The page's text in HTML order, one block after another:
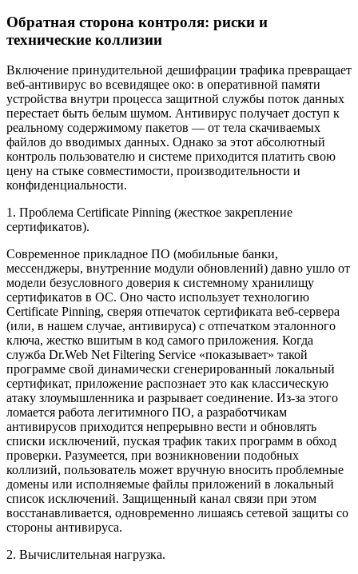
Обратная сторона контроля: риски и
технические коллизии
Включение принудительной дешифрации трафика превращает
веб-антивирус во всевидящее око: в оперативной памяти
устройства внутри процесса защитной службы поток данных
перестает быть белым шумом. Антивирус получает доступ к
реальному содержимому пакетов — от тела скачиваемых
файлов до вводимых данных. Однако за этот абсолютный
контроль пользователю и системе приходится платить свою
цену на стыке совместимости, производительности и
конфиденциальности.
1. Проблема Certificate Pinning (жесткое закрепление
сертификатов).
Современное прикладное ПО (мобильные банки,
мессенджеры, внутренние модули обновлений) давно ушло от
модели безусловного доверия к системному хранилищу
сертификатов в ОС. Оно часто использует технологию
Certificate Pinning, сверяя отпечаток сертификата веб-сервера
(или, в нашем случае, антивируса) с отпечатком эталонного
ключа, жестко вшитым в код самого приложения. Когда
служба Dr.Web Net Filtering Service «показывает» такой
программе свой динамически сгенерированный локальный
сертификат, приложение распознает это как классическую
атаку злоумышленника и разрывает соединение. Из-за этого
ломается работа легитимного ПО, а разработчикам
антивирусов приходится непрерывно вести и обновлять
списки исключений, пуская трафик таких программ в обход
проверки. Разумеется, при возникновении подобных
коллизий, пользователь может вручную вносить проблемные
домены или исполняемые файлы приложений в локальный
список исключений. Защищенный канал связи при этом
восстанавливается, одновременно лишаясь сетевой защиты со
стороны антивируса.
2. Вычислительная нагрузка.